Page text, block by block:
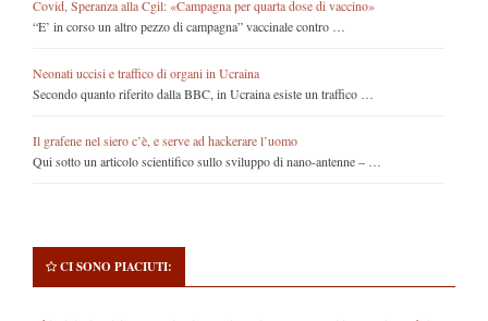
Covid, Speranza alla Cgil: «Campagna per quarta dose di vaccino»
“E’ in corso un altro pezzo di campagna” vaccinale contro …
Neonati uccisi e traffico di organi in Ucraina
Secondo quanto riferito dalla BBC, in Ucraina esiste un traffico …
Il grafene nel siero c’è, e serve ad hackerare l’uomo
Qui sotto un articolo scientifico sullo sviluppo di nano-antenne – …
CI SONO PIACIUTI: